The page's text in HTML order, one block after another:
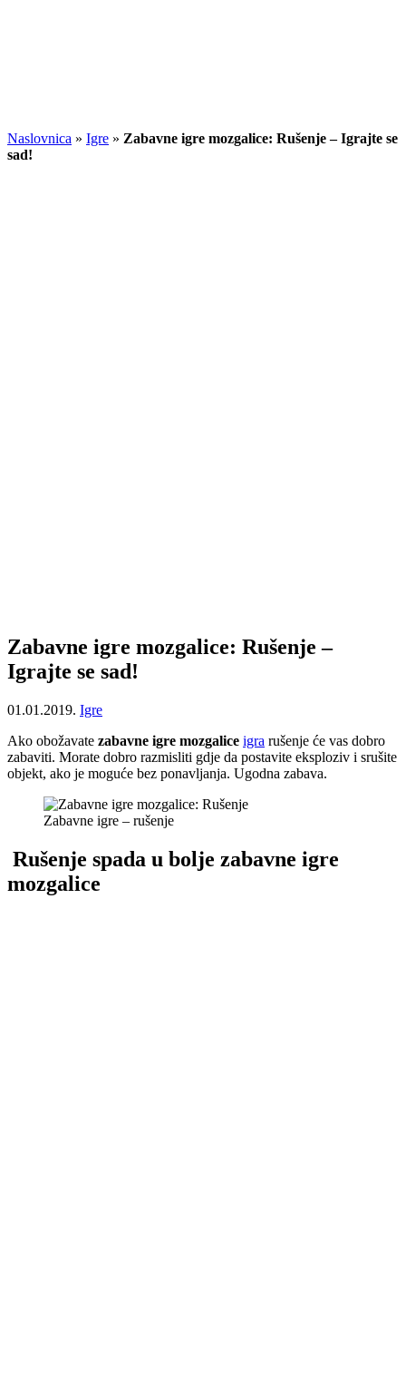
Naslovnica » Igre » Zabavne igre mozgalice: Rušenje – Igrajte se
sad!
Zabavne igre mozgalice: Rušenje –
Igrajte se sad!
01.01.2019. Igre
Ako obožavate zabavne igre mozgalice igra rušenje će vas dobro
zabaviti. Morate dobro razmisliti gdje da postavite eksploziv i srušite
objekt, ako je moguće bez ponavljanja. Ugodna zabava.
Zabavne igre – rušenje
Rušenje spada u bolje zabavne igre
mozgalice